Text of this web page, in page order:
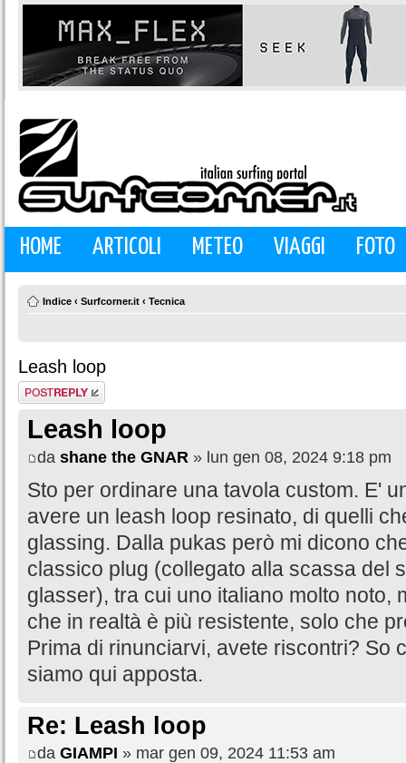
HOME ARTICOLI METEO VIAGGI FOTO
Indice ‹ Surfcorner.it ‹ Tecnica
Leash loop
Rispondi al
messaggio
Leash loop
da shane the GNAR » lun gen 08, 2024 9:18 pm
Sto per ordinare una tavola custom. E'
avere un leash loop resinato, di quelli
glassing. Dalla pukas però mi dicono
classico plug (collegato alla scassa del
glasser), tra cui uno italiano molto noto,
che in realtà è più resistente, solo che
Prima di rinunciarvi, avete riscontri? So
siamo qui apposta.
Re: Leash loop
da GIAMPI » mar gen 09, 2024 11:53 am